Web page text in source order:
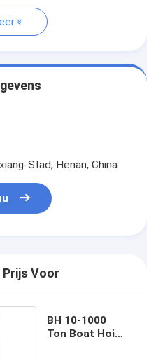
Stad, Henan, China.
Prijs Voor
BH 10-1000
Ton Boat Hoist